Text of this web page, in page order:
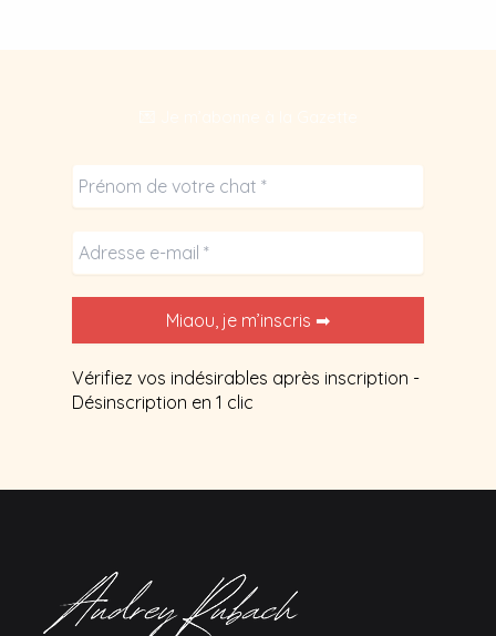
Vérifiez vos indésirables après inscription -
Désinscription en 1 clic